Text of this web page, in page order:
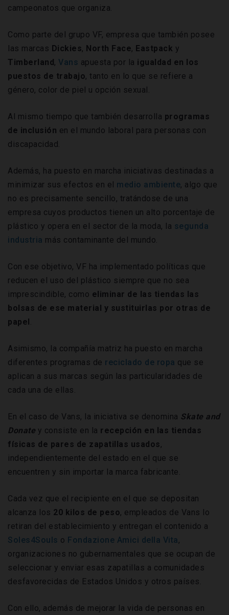
campeonatos que organiza.
Como parte del grupo VF, empresa que también posee
las marcas Dickies, North Face, Eastpack y
Timberland , Vans apuesta por la igualdad en los
puestos de trabajo, tanto en lo que se refiere a
género, color de piel u opción sexual.
Al mismo tiempo que también desarrolla programas
de inclusión en el mundo laboral para personas con
discapacidad.
Además, ha puesto en marcha iniciativas destinadas a
minimizar sus efectos en el medio ambiente, algo que
no es precisamente sencillo, tratándose de una
empresa cuyos productos tienen un alto porcentaje de
plástico y opera en el sector de la moda, la segunda
industria más contaminante del mundo.
Con ese objetivo, VF ha implementado políticas que
reducen el uso del plástico siempre que no sea
imprescindible, como eliminar de las tiendas las
bolsas de ese material y sustituirlas por otras de
papel .
Asimismo, la compañía matriz ha puesto en marcha
diferentes programas de reciclado de ropa que se
aplican a sus marcas según las particularidades de
cada una de ellas.
En el caso de Vans, la iniciativa se denomina Skate and
Donate y consiste en la recepción en las tiendas
físicas de pares de zapatillas usados,
independientemente del estado en el que se
encuentren y sin importar la marca fabricante.
Cada vez que el recipiente en el que se depositan
alcanza los 20 kilos de peso, empleados de Vans lo
retiran del establecimiento y entregan el contenido a
Soles4Souls o Fondazione Amici della Vita,
organizaciones no gubernamentales que se ocupan de
seleccionar y enviar esas zapatillas a comunidades
desfavorecidas de Estados Unidos y otros países.
Con ello, además de mejorar la vida de personas en